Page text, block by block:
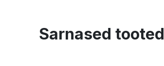
Sarnased tooted